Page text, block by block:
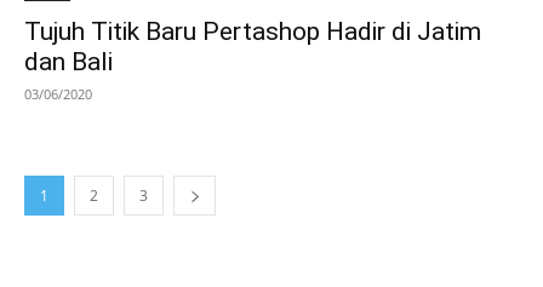
Tujuh Titik Baru Pertashop Hadir di Jatim
dan Bali
03/06/2020
1 2 3